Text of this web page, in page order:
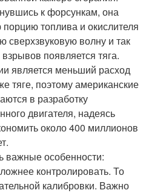
к форсункам, она
топлива и окислителя
сверхзвуковую волну и так
появляется тяга.
является меньший расход
тяге, поэтому американские
в разработку
двигателя, надеясь
около 400 миллионов
важные особенности:
контролировать. То
калибровки. Важно